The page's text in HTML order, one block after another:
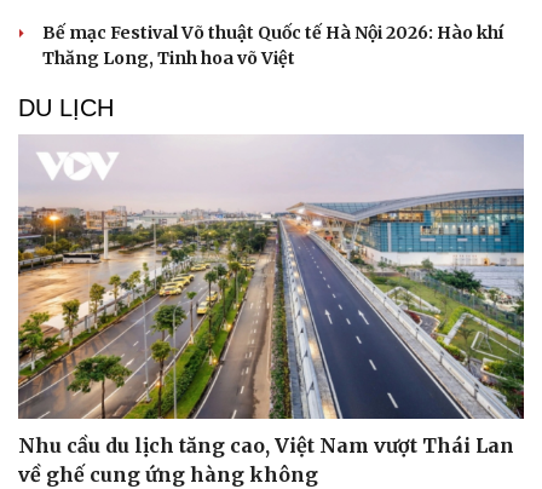
Bế mạc Festival Võ thuật Quốc tế Hà Nội 2026: Hào khí
Thăng Long, Tinh hoa võ Việt
DU LỊCH
Nhu cầu du lịch tăng cao, Việt Nam vượt Thái Lan
về ghế cung ứng hàng không